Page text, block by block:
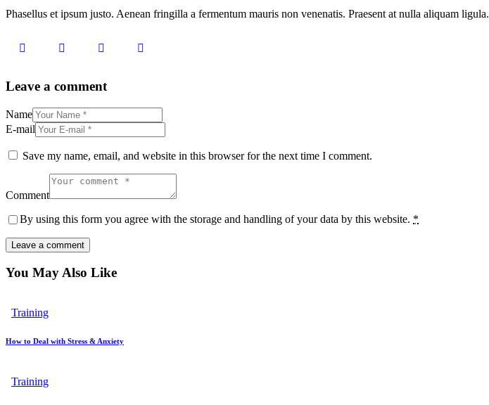
Phasellus et ipsum justo. Aenean fringilla a fermentum mauris non venenatis. Praesent at nulla aliquam ligula.
Leave a comment
Name
E-mail
Save my name, email, and website in this browser for the next time I comment.
Comment
By using this form you agree with the storage and handling of your data by this website. *
You May Also Like
Training
How to Deal with Stress & Anxiety
Training